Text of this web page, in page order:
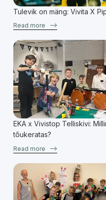
Tulevik on mäng: Vivita X
Read more –>
EKA x Vivistop Telliskivi:
tõukeratas?
Read more –>